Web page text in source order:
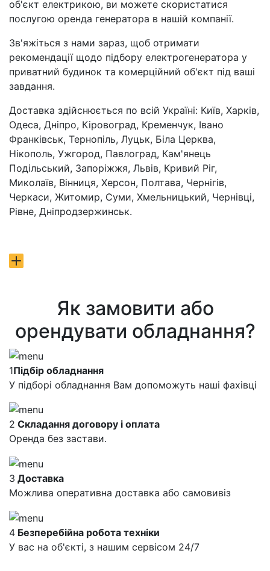
об'єкт електрикою, ви можете скористатися
послугою оренда генератора в нашій компанії.
Зв'яжіться з нами зараз, щоб отримати
рекомендації щодо підбору електрогенератора у
приватний будинок та комерційний об'єкт під ваші
завдання.
Доставка здійснюється по всій Україні: Київ, Харків,
Одеса, Дніпро, Кіровоград, Кременчук, Івано
Франківськ, Тернопіль, Луцьк, Біла Церква,
Нікополь, Ужгород, Павлоград, Кам'янець
Подільський, Запоріжжя, Львів, Кривий Ріг,
Миколаїв, Вінниця, Херсон, Полтава, Чернігів,
Черкаси, Житомир, Суми, Хмельницький, Чернівці,
Рівне, Дніпродзержинськ.
Як замовити або
орендувати обладнання?
1Підбір обладнання
У підборі обладнання Вам допоможуть наші фахівці
2 Складання договору і оплата
Оренда без застави.
3 Доставка
Можлива оперативна доставка або самовивіз
4 Безперебійна робота техніки
У вас на об'єкті, з нашим сервісом 24/7